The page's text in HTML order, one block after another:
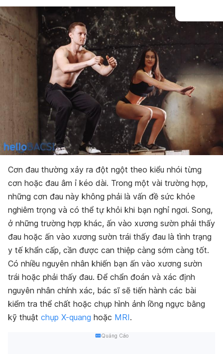
Cơn đau thường xảy ra đột ngột theo kiểu nhói từng
cơn hoặc đau âm ỉ kéo dài. Trong một vài trường hợp,
những cơn đau này không phải là vấn đề sức khỏe
nghiêm trọng và có thể tự khỏi khi bạn nghỉ ngơi. Song,
ở những trường hợp khác, ấn vào xương sườn phải thấy
đau hoặc ấn vào xương sườn trái thấy đau là tình trạng
y tế khẩn cấp, cần được can thiệp càng sớm càng tốt.
Có nhiều nguyên nhân khiến bạn ấn vào xương sườn
trái hoặc phải thấy đau. Để chẩn đoán và xác định
nguyên nhân chính xác, bác sĩ sẽ tiến hành các bài
kiểm tra thể chất hoặc chụp hình ảnh lồng ngực bằng
kỹ thuật chụp X-quang hoặc MRI.
Quảng Cáo